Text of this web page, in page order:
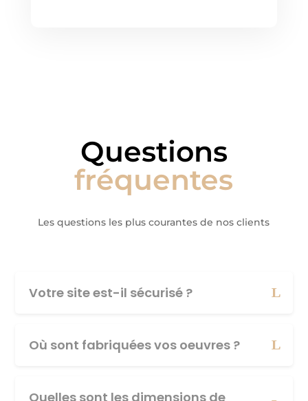
Questions
fréquentes
Les questions les plus courantes de nos clients
Votre site est-il sécurisé ?
Où sont fabriquées vos oeuvres ?
Quelles sont les dimensions de